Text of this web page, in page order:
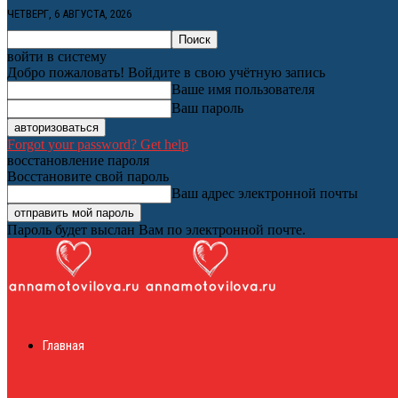
ЧЕТВЕРГ, 6 АВГУСТА, 2026
войти в систему
Добро пожаловать! Войдите в свою учётную запись
Ваше имя пользователя
Ваш пароль
Forgot your password? Get help
восстановление пароля
Восстановите свой пароль
Ваш адрес электронной почты
Пароль будет выслан Вам по электронной почте.
Главная